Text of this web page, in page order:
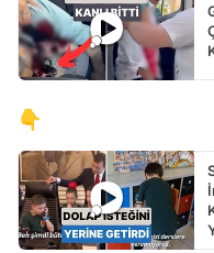
👇